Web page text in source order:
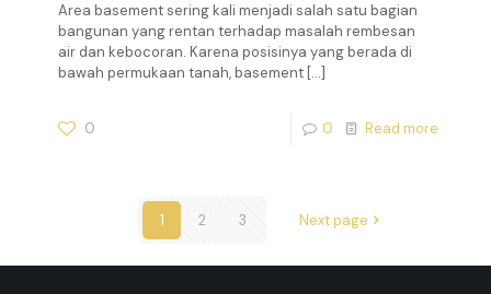
Area basement sering kali menjadi salah satu bagian
bangunan yang rentan terhadap masalah rembesan
air dan kebocoran. Karena posisinya yang berada di
bawah permukaan tanah, basement […]
0 0 Read more
1 2 3 Next page